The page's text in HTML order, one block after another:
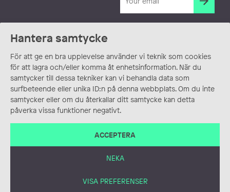
Hantera samtycke
För att ge en bra upplevelse använder vi teknik som cookies
för att lagra och/eller komma åt enhetsinformation. När du
samtycker till dessa tekniker kan vi behandla data som
surfbeteende eller unika ID:n på denna webbplats. Om du inte
samtycker eller om du återkallar ditt samtycke kan detta
påverka vissa funktioner negativt.
ACCEPTERA
NEKA
VISA PREFERENSER